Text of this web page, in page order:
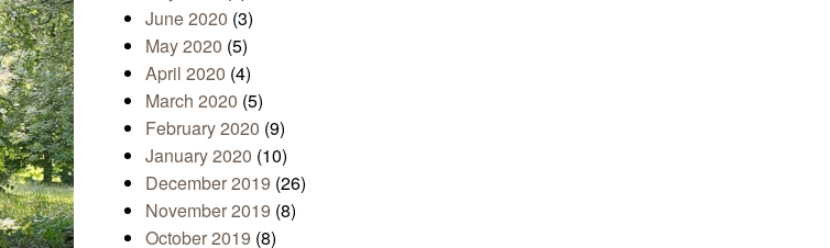
June 2020 (3)
May 2020 (5)
April 2020 (4)
March 2020 (5)
February 2020 (9)
January 2020 (10)
December 2019 (26)
November 2019 (8)
October 2019 (8)